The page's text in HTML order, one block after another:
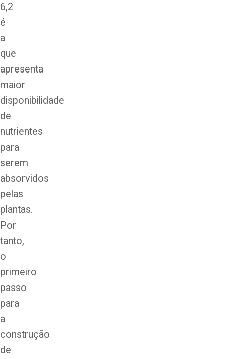
6,2
é
a
que
apresenta
maior
disponibilidade
de
nutrientes
para
serem
absorvidos
pelas
plantas.
Por
tanto,
o
primeiro
passo
para
a
construção
de